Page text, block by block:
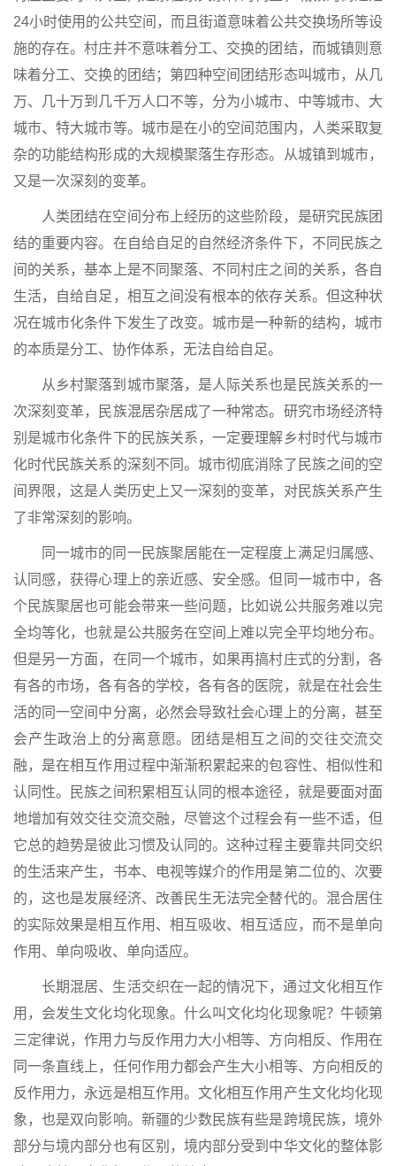
24小时使用的公共空间，而且街道意味着公共交换场所等设
施的存在。村庄并不意味着分工、交换的团结，而城镇则意
味着分工、交换的团结；第四种空间团结形态叫城市，从几
万、几十万到几千万人口不等，分为小城市、中等城市、大
城市、特大城市等。城市是在小的空间范围内，人类采取复
杂的功能结构形成的大规模聚落生存形态。从城镇到城市，
又是一次深刻的变革。
人类团结在空间分布上经历的这些阶段，是研究民族团
结的重要内容。在自给自足的自然经济条件下，不同民族之
间的关系，基本上是不同聚落、不同村庄之间的关系，各自
生活，自给自足，相互之间没有根本的依存关系。但这种状
况在城市化条件下发生了改变。城市是一种新的结构，城市
的本质是分工、协作体系，无法自给自足。
从乡村聚落到城市聚落，是人际关系也是民族关系的一
次深刻变革，民族混居杂居成了一种常态。研究市场经济特
别是城市化条件下的民族关系，一定要理解乡村时代与城市
化时代民族关系的深刻不同。城市彻底消除了民族之间的空
间界限，这是人类历史上又一深刻的变革，对民族关系产生
了非常深刻的影响。
同一城市的同一民族聚居能在一定程度上满足归属感、
认同感，获得心理上的亲近感、安全感。但同一城市中，各
个民族聚居也可能会带来一些问题，比如说公共服务难以完
全均等化，也就是公共服务在空间上难以完全平均地分布。
但是另一方面，在同一个城市，如果再搞村庄式的分割，各
有各的市场，各有各的学校，各有各的医院，就是在社会生
活的同一空间中分离，必然会导致社会心理上的分离，甚至
会产生政治上的分离意愿。团结是相互之间的交往交流交
融，是在相互作用过程中渐渐积累起来的包容性、相似性和
认同性。民族之间积累相互认同的根本途径，就是要面对面
地增加有效交往交流交融，尽管这个过程会有一些不适，但
它总的趋势是彼此习惯及认同的。这种过程主要靠共同交织
的生活来产生，书本、电视等媒介的作用是第二位的、次要
的，这也是发展经济、改善民生无法完全替代的。混合居住
的实际效果是相互作用、相互吸收、相互适应，而不是单向
作用、单向吸收、单向适应。
长期混居、生活交织在一起的情况下，通过文化相互作
用，会发生文化均化现象。什么叫文化均化现象呢？牛顿第
三定律说，作用力与反作用力大小相等、方向相反、作用在
同一条直线上，任何作用力都会产生大小相等、方向相反的
反作用力，永远是相互作用。文化相互作用产生文化均化现
象，也是双向影响。新疆的少数民族有些是跨境民族，境外
部分与境内部分也有区别，境内部分受到中华文化的整体影